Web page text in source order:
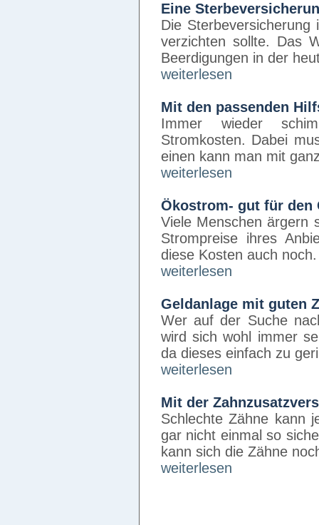
Eine
Die
verzichten sollte. Das
Beerdigungen in der
weiterlesen
Mit den passenden
Immer wieder
Stromkosten. Dabei
einen kann man mit
weiterlesen
Ökostrom- gut für den
Viele Menschen ärgern
Strompreise ihres
diese Kosten auch
weiterlesen
Geldanlage mit guten
Wer auf der Suche
wird sich wohl immer
da dieses einfach zu
weiterlesen
Mit der
Schlechte Zähne kann
gar nicht einmal so
kann sich die Zähne
weiterlesen